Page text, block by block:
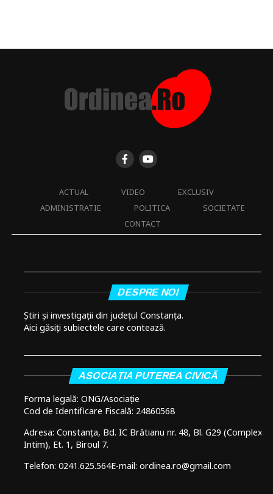
ACTUAL VIDEO
EXCLUSIV
ADMINISTRATIE
POLITICA
SOCIETATE
CONTACT
DESPRE NOI
Știri și investigații din județul Constanța.
Aici găsiți subiectele care contează.
ASOCIAȚIA PUTEREA CIVICĂ
Forma legală: ONG/Asociație
Cod de Identificare Fiscală: 24860568
Adresa: Constanța, Bd. IC Brătianu nr. 48, Bl. G29 (Complex
Intim), Et. 1, Biroul 7.
Telefon: 0241.625.564E-mail: ordinea.ro@gmail.com